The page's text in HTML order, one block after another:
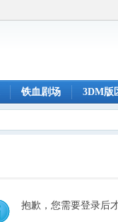
铁血剧场 3DM版
抱歉，您需要登录后